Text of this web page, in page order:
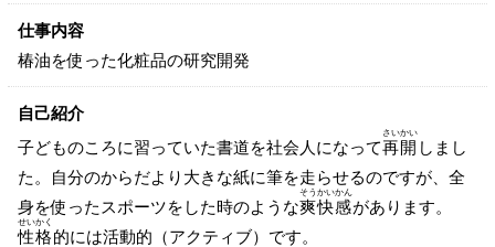
仕事内容
椿油を使った化粧品の研究開発
自己紹介
子どものころに習っていた書道を社会人になって再開
さいかい
しまし
た。自分のからだより大きな紙に筆を走らせるのですが、全
身を使ったスポーツをした時のような爽快感
そうかいかん
があります。
性格
せいかく
的には活動的（アクティブ）です。